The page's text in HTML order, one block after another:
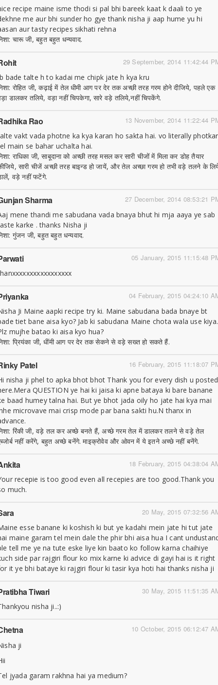
recipe maine isme thodi si pal bhi bareek kaat k daali to ye
me aur bhi sunder ho gye thank nisha ji aap hume yu hi
aur tasty recipes sikhati rehna
चारू जी, बहुत बहुत धन्यवाद.
29 September, 2014 11:42:44
bade talte h to kadai me chipk jate h kya kru
रोहित जी, कढ़ाई में तेल धीमी आग पर देर तक अच्छी तरह गरम होने दीजिये, पहले एक
डालकर तलिये, वड़ा नहीं चिपकेगा, सारे वड़े तलिये,नहीं चिपकेंगे.
13 November, 2014 11:22:44
Rao
vakt vada photne ka kya karan ho sakta hai. vo literally photkar
main se bahar uchalta hai.
राधिका जी, साबूदाना को अच्छी तरह मसल कर सारी चीजों में मिला कर डोह तैयार
सारी चीजें अच्छी तरह बाइन्ड हो जायें, और तेल अच्छा गरम हो तभी वड़े तलने के
वड़े नहीं फटेंगे.
27 December, 2014 08:53:21
Sharma
mene thandi me sabudana vada bnaya bhut hi mja aaya ye sab
karke . thanks Nisha ji
गुंजन जी, बहुत बहुत धन्यवाद.
05 January, 2015 11:15:48
04 February, 2015 04:24:10
Ji Maine aapki recipe try ki. Maine sabudana bada bnaye bt
tiet bane aisa kyo? Jab ki sabudana Maine chota wala use kiya.
mujhe batao ki aisa kyo hua?
प्रियंका जी, धींमी आग पर देर तक सेकने से वड़े सख्त हो सकते हैं.
16 February, 2015 11:18:07
Patel
nisha ji phel to apka bhot bhot Thank you for every dish u posted
QUESTION ye hai ki jaisa ki apne bataya ki bare banane
baad humey talna hai. But ye bhot jada oily ho jate hai kya mai
microvave mai crisp mode par bana sakti hu.N thanx in
रिंकी जी, वड़े तल कर अच्छे बनते हैं, अच्छे गरम तेल में डालकर तलने से वड़े तेल
नहीं करेंगे, बहुत अच्छे बनेंगे. माइक्रोवेव और ओवन में ये इतने अच्छे नहीं बनेंगे.
18 February, 2015 04:38:04
recepie is too good even all recepies are too good.Thank you
much.
20 May, 2015 07:32:56
esse banane ki koshish ki but ye kadahi mein jate hi tut jate
maine garam tel mein dale the phir bhi aisa hua I cant
tell me ye na tute eske liye kin baato ko follow karna chaihiye
side par rajgiri flour ko mix karne ki advice di gayi hai is it right
it ye bhi bataye ki rajgiri flour ki tasir kya hoti hai thanks nisha ji
30 May, 2015 11:51:35
Tiwari
nisha ji..:)
10 October, 2015 06:12:47
ji
jyada garam rakhna hai ya medium?